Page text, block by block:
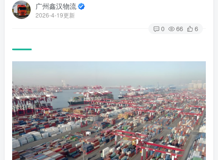
广州鑫汉物流
2026-4-19更新
0 66 6